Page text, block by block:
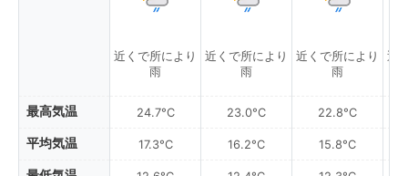
最高気温
平均気温
近くで所により
雨
24.7°C
17.3°C
近くで所により
雨
23.0°C
16.2°C
近くで所により
雨
22.8°C
15.8°C
近